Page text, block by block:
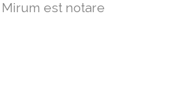
liber regione eu
placerat.
est notare